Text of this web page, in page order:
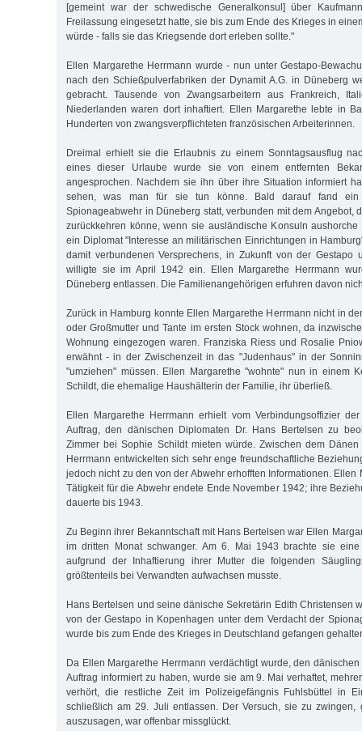
[gemeint war der schwedische Generalkonsul] über
Freilassung eingesetzt hatte, sie bis zum Ende des Krieges in
würde - falls sie das Kriegsende dort erleben sollte."
Ellen Margarethe Herrmann wurde - nun unter Gestapo-
nach den Schießpulverfabriken der Dynamit A.G. in Düneberg
gebracht. Tausende von Zwangsarbeitern aus Frankreich,
Niederlanden waren dort inhaftiert. Ellen Margarethe lebte in
Hunderten von zwangsverpflichteten französischen Arbeiterinnen.
Dreimal erhielt sie die Erlaubnis zu einem Sonntagsausflug
eines dieser Urlaube wurde sie von einem entfernten
angesprochen. Nachdem sie ihn über ihre Situation informiert
sehen, was man für sie tun könne. Bald darauf fand ein
Spionageabwehr in Düneberg statt, verbunden mit dem Angebot,
zurückkehren könne, wenn sie ausländische Konsuln
ein Diplomat "Interesse an militärischen Einrichtungen in
damit verbundenen Versprechens, in Zukunft von der Gestapo
willigte sie im April 1942 ein. Ellen Margarethe Herrmann
Düneberg entlassen. Die Familienangehörigen erfuhren davon
Zurück in Hamburg konnte Ellen Margarethe Herrmann nicht in
oder Großmutter und Tante im ersten Stock wohnen, da
Wohnung eingezogen waren. Franziska Riess und Rosalie
erwähnt - in der Zwischenzeit in das "Judenhaus" in der
"umziehen" müssen. Ellen Margarethe "wohnte" nun in einem
Schildt, die ehemalige Haushälterin der Familie, ihr überließ.
Ellen Margarethe Herrmann erhielt vom Verbindungsoffizier
Auftrag, den dänischen Diplomaten Dr. Hans Bertelsen zu
Zimmer bei Sophie Schildt mieten würde. Zwischen dem
Herrmann entwickelten sich sehr enge freundschaftliche
jedoch nicht zu den von der Abwehr erhofften Informationen. Ellen
Tätigkeit für die Abwehr endete Ende November 1942; ihre
dauerte bis 1943.
Zu Beginn ihrer Bekanntschaft mit Hans Bertelsen war Ellen
im dritten Monat schwanger. Am 6. Mai 1943 brachte sie
aufgrund der Inhaftierung ihrer Mutter die folgenden
größtenteils bei Verwandten aufwachsen musste.
Hans Bertelsen und seine dänische Sekretärin Edith Christensen
von der Gestapo in Kopenhagen unter dem Verdacht der
wurde bis zum Ende des Krieges in Deutschland gefangen
Da Ellen Margarethe Herrmann verdächtigt wurde, den
Auftrag informiert zu haben, wurde sie am 9. Mai verhaftet,
verhört, die restliche Zeit im Polizeigefängnis Fuhlsbüttel in
schließlich am 29. Juli entlassen. Der Versuch, sie zu zwingen,
auszusagen, war offenbar missglückt.